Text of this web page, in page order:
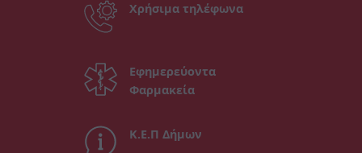
Χρήσιμα τηλέφωνα
Εφημερεύοντα
Φαρμακεία
Κ.Ε.Π Δήμων